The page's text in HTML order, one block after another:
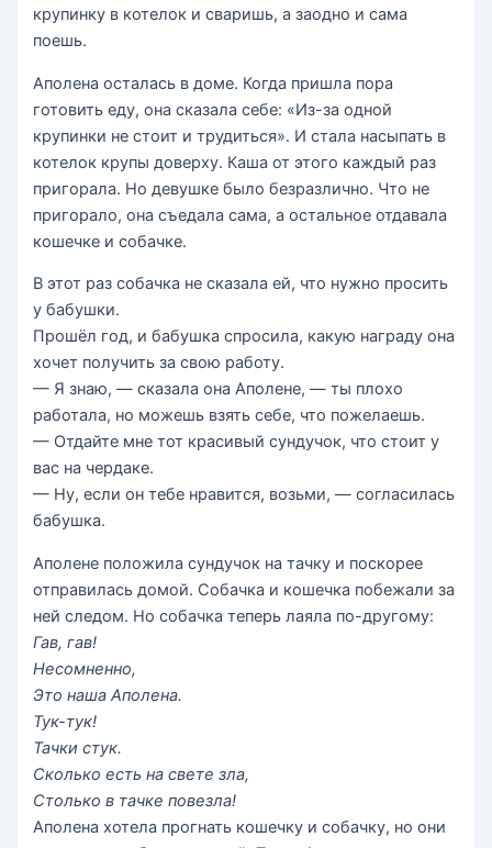
крупинку в котелок и сваришь, а заодно и сама
поешь.
Аполена осталась в доме. Когда пришла пора
готовить еду, она сказала себе: «Из-за одной
крупинки не стоит и трудиться». И стала насыпать в
котелок крупы доверху. Каша от этого каждый раз
пригорала. Но девушке было безразлично. Что не
пригорало, она съедала сама, а остальное отдавала
кошечке и собачке.
В этот раз собачка не сказала ей, что нужно просить
у бабушки.
Прошёл год, и бабушка спросила, какую награду она
хочет получить за свою работу.
— Я знаю, — сказала она Аполене, — ты плохо
работала, но можешь взять себе, что пожелаешь.
— Отдайте мне тот красивый сундучок, что стоит у
вас на чердаке.
— Ну, если он тебе нравится, возьми, — согласилась
бабушка.
Аполене положила сундучок на тачку и поскорее
отправилась домой. Собачка и кошечка побежали за
ней следом. Но собачка теперь лаяла по-другому:
Гав, гав!
Несомненно,
Это наша Аполена.
Тук-тук!
Тачки стук.
Сколько есть на свете зла,
Столько в тачке повезла!
Аполена хотела прогнать кошечку и собачку, но они